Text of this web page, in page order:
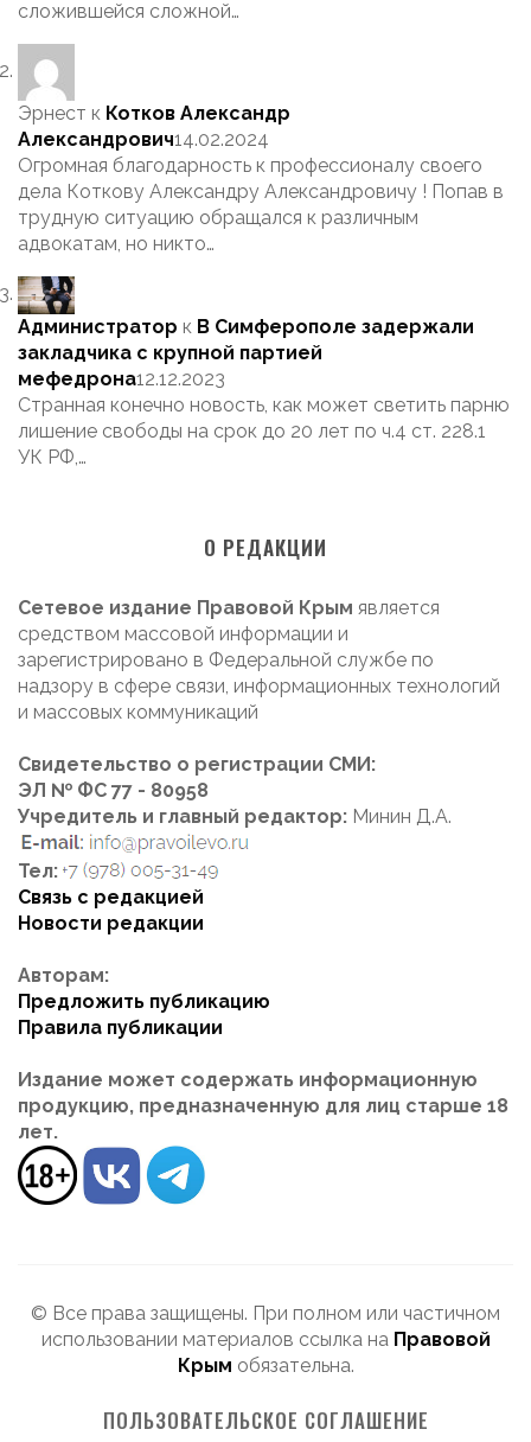
сложившейся сложной…
Эрнест к Котков Александр
Александрович14.02.2024
Огромная благодарность к профессионалу своего
дела Коткову Александру Александровичу ! Попав в
трудную ситуацию обращался к различным
адвокатам, но никто…
Администратор к В Симферополе задержали
закладчика с крупной партией
мефедрона12.12.2023
Странная конечно новость, как может светить парню
лишение свободы на срок до 20 лет по ч.4 ст. 228.1
УК РФ,…
О РЕДАКЦИИ
Сетевое издание Правовой Крым является
средством массовой информации и
зарегистрировано в Федеральной службе по
надзору в сфере связи, информационных технологий
и массовых коммуникаций
Свидетельство о регистрации СМИ:
ЭЛ № ФС 77 - 80958
Учредитель и главный редактор: Минин Д.А.
Тел:
Связь с редакцией
Новости редакции
Авторам:
Предложить публикацию
Правила публикации
Издание может содержать информационную
продукцию, предназначенную для лиц старше 18
лет.
© Все права защищены. При полном или частичном
использовании материалов ссылка на Правовой
Крым обязательна.
ПОЛЬЗОВАТЕЛЬСКОЕ СОГЛАШЕНИЕ